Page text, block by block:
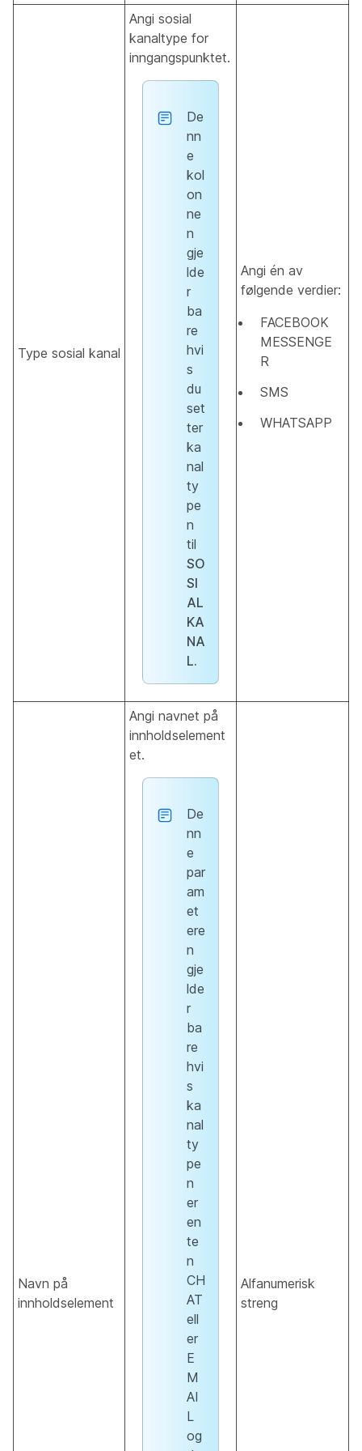
Type sosial kanal
Angi sosial
kanaltype for
inngangspunktet.
De
nn
e
kol
on
ne
n
gje
lde
r
ba
re
hvi
s
du
set
ter
ka
nal
ty
pe
n
til
SO
SI
AL
KA
NA
L.
Angi én av
følgende verdier:
FACEBOOK
MESSENGE
R
SMS
WHATSAPP
Navn på
innholdselement
Angi navnet på
innholdselement
et.
De
nn
e
par
am
et
ere
n
gje
lde
r
ba
re
hvi
s
ka
nal
ty
pe
n
er
en
te
n
CH
AT
ell
er
E
M
AI
L
og
Alfanumerisk
streng